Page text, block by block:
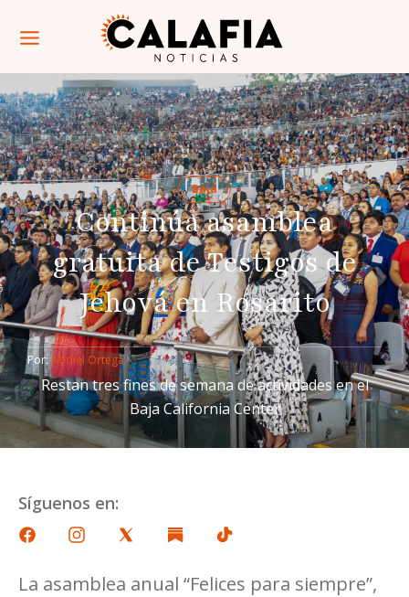
Baja
Continúa asamblea
gratuita de Testigos de
Jehová en Rosarito
Por: Abdiel Ortega
Restan tres fines de semana de actividades en el
Baja California Center
Síguenos en:
La asamblea anual “Felices para siempre”,